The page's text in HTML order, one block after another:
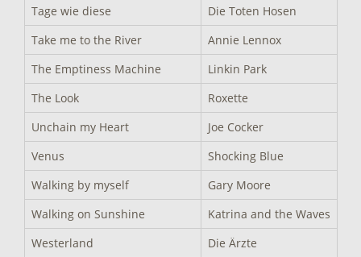
Tage wie diese
Die Toten Hosen
Take me to the River
Annie Lennox
The Emptiness Machine
Linkin Park
The Look
Roxette
Unchain my Heart
Joe Cocker
Venus
Shocking Blue
Walking by myself
Gary Moore
Walking on Sunshine
Katrina and the Waves
Westerland
Die Ärzte